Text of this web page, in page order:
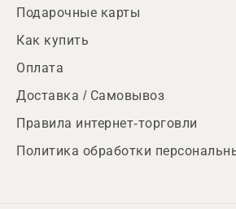
Подарочные карты
Как купить
Оплата
Доставка / Самовывоз
Правила интернет-торговли
Политика обработки